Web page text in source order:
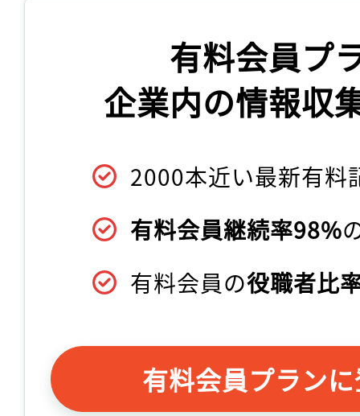
有料会員プ
企業内の情報収
2000本近い最新有料
有料会員継続率98%
有料会員の役職者比
有料会員プラン